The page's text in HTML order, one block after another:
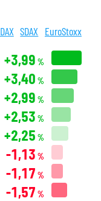
SDAX EuroStoxx
+3,99 %
+3,40 %
+2,99 %
+2,53 %
+2,25 %
-1,13 %
-1,17 %
-1,57 %